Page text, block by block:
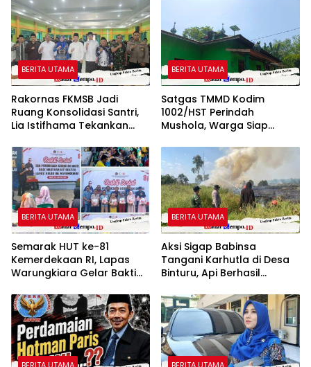
BERITA UTAMA
Rakornas FKMSB Jadi
Ruang Konsolidasi Santri,
Lia Istifhama Tekankan
Muda
BERITA UTAMA
Satgas TMMD Kodim
1002/HST Perindah
Mushola, Warga Siap
Lebih Nyaman
BERITA UTAMA
Semarak HUT ke-81
Kemerdekaan RI, Lapas
Warungkiara Gelar Bakti
Kesehatan Gratis bagi
Masyarakat
BERITA UTAMA
Aksi Sigap Babinsa
Tangani Karhutla di Desa
Binturu, Api Berhasil